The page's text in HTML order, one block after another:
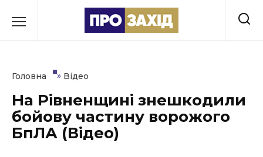
до
Культура
Освіта
Головна » Відео
На Рівненщині знешкодили
бойову частину ворожого
БпЛА (Відео)